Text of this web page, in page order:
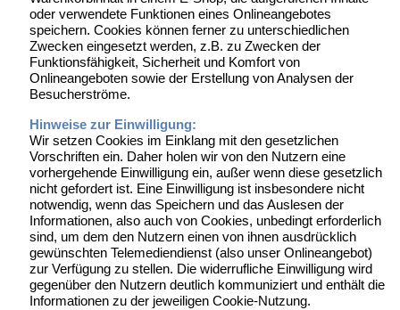
oder verwendete Funktionen eines Onlineangebotes
speichern. Cookies können ferner zu unterschiedlichen
Zwecken eingesetzt werden, z.B. zu Zwecken der
Funktionsfähigkeit, Sicherheit und Komfort von
Onlineangeboten sowie der Erstellung von Analysen der
Besucherströme.
Hinweise zur Einwilligung:
Wir setzen Cookies im Einklang mit den gesetzlichen
Vorschriften ein. Daher holen wir von den Nutzern eine
vorhergehende Einwilligung ein, außer wenn diese gesetzlich
nicht gefordert ist. Eine Einwilligung ist insbesondere nicht
notwendig, wenn das Speichern und das Auslesen der
Informationen, also auch von Cookies, unbedingt erforderlich
sind, um dem den Nutzern einen von ihnen ausdrücklich
gewünschten Telemediendienst (also unser Onlineangebot)
zur Verfügung zu stellen. Die widerrufliche Einwilligung wird
gegenüber den Nutzern deutlich kommuniziert und enthält die
Informationen zu der jeweiligen Cookie-Nutzung.